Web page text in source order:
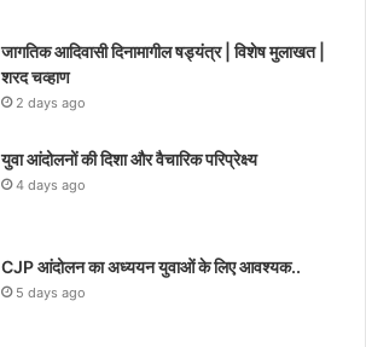
जागतिक आदिवासी दिनामागील षड्यंत्र | विशेष मुलाखत |
शरद चव्हाण
2 days ago
युवा आंदोलनों की दिशा और वैचारिक परिप्रेक्ष्य
4 days ago
CJP आंदोलन का अध्ययन युवाओं के लिए आवश्यक..
5 days ago